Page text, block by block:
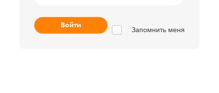
Запомнить меня